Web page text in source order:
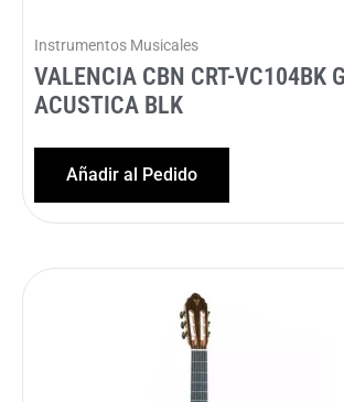
Instrumentos Musicales
VALENCIA CBN CRT-VC104BK
ACUSTICA BLK
Añadir al Pedido